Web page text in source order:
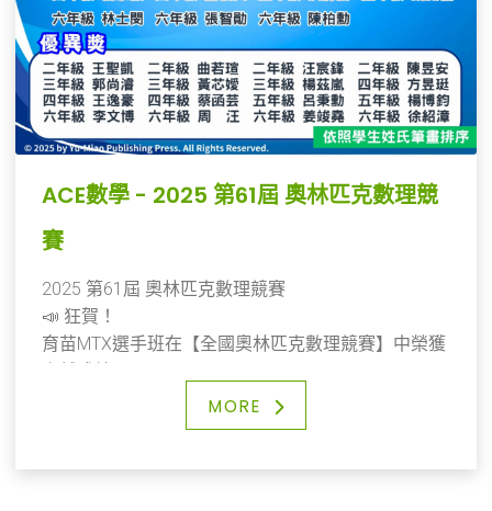
ACE數學 - 2025 第61屆 奧林匹克數理競
賽
2025 第61屆 奧林匹克數理競賽
📣 狂賀！
育苗MTX選手班在【全國奧林匹克數理競賽】中榮獲
❤️ 我們的二至六年級學生在本次競賽中表現優異，讓
我們一起嘉許孩子們勇於參賽並展現努力的決心！
MORE